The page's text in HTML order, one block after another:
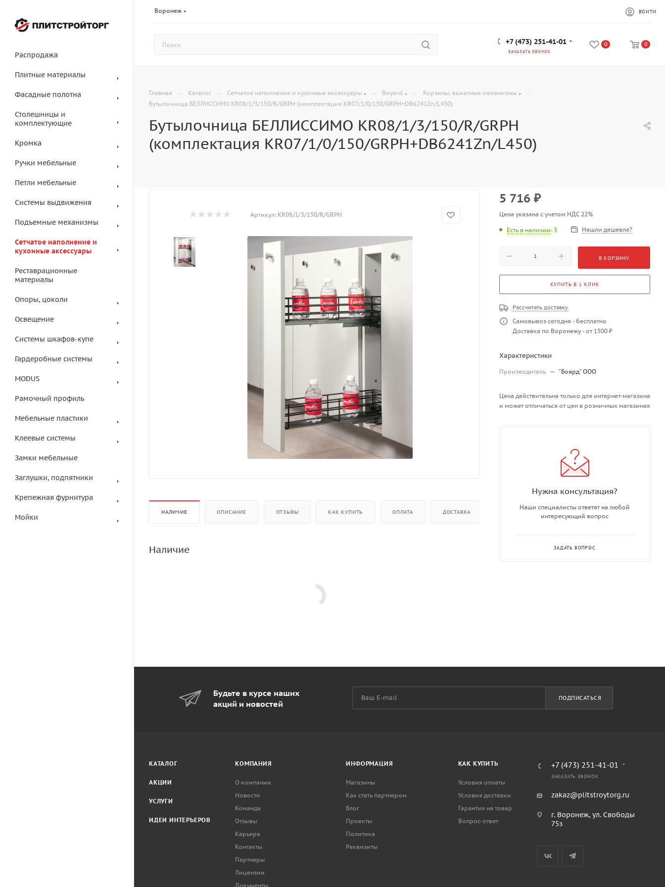
Воронеж ВОЙТИ
+7 (473) 251-41-01
ЗАКАЗАТЬ ЗВОНОК
0 0
Распродажа
Плитные материалы
Фасадные полотна
Столешницы и
комплектующие
Кромка
Ручки мебельные
Петли мебельные
Системы выдвижения
Подъемные механизмы
Сетчатое наполнение и
кухонные аксессуары
Реставрационные
материалы
Опоры, цоколи
Освещение
Системы шкафов-купе
Гардеробные системы
MODUS
Рамочный профиль
Мебельные пластики
Клеевые системы
Замки мебельные
Заглушки, подпятники
Крепежная фурнитура
Мойки
Главная — Каталог — Сетчатое наполнение и кухонные аксессуары — Boyard — Корзины, выкатные механизмы —
Бутылочница БЕЛЛИССИМО KR08/1/3/150/R/GRPH (комплектация KR07/1/0/150/GRPH+DB6241Zn/L450)
Бутылочница БЕЛЛИССИМО KR08/1/3/150/R/GRPH
(комплектация KR07/1/0/150/GRPH+DB6241Zn/L450)
Артикул: KR08/1/3/150/R/GRPH
НАЛИЧИЕ ОПИСАНИЕ ОТЗЫВЫ КАК КУПИТЬ ОПЛАТА ДОСТАВКА
Наличие
5 716 ₽
Цена указана с учетом НДС 22%
Есть в наличии: 3 Нашли дешевле?
В КОРЗИНУ
КУПИТЬ В 1 КЛИК
Рассчитать доставку
Самовывоз сегодня - бесплатно
Доставка по Воронежу - от 1500 ₽
Характеристики
Производитель — "Боярд" ООО
Цена действительна только для интернет-магазина
и может отличаться от цен в розничных магазинах
Нужна консультация?
Наши специалисты ответят на любой
интересующий вопрос
ЗАДАТЬ ВОПРОС
Будьте в курсе наших
акций и новостей
ПОДПИСАТЬСЯ
КАТАЛОГ
АКЦИИ
УСЛУГИ
ИДЕИ ИНТЕРЬЕРОВ
КОМПАНИЯ
О компании
Новости
Команда
Отзывы
Карьера
Контакты
Партнеры
Лицензии
Документы
ИНФОРМАЦИЯ
Магазины
Как стать партнером
Блог
Проекты
Политика
Реквизиты
КАК КУПИТЬ
Условия оплаты
Условия доставки
Гарантия на товар
Вопрос-ответ
+7 (473) 251-41-01
ЗАКАЗАТЬ ЗВОНОК
zakaz@plitstroytorg.ru
г. Воронеж, ул. Свободы
75з